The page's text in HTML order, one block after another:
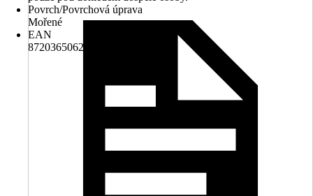
Povrch/Povrchová úprava
Mořené
EAN
8720365062155